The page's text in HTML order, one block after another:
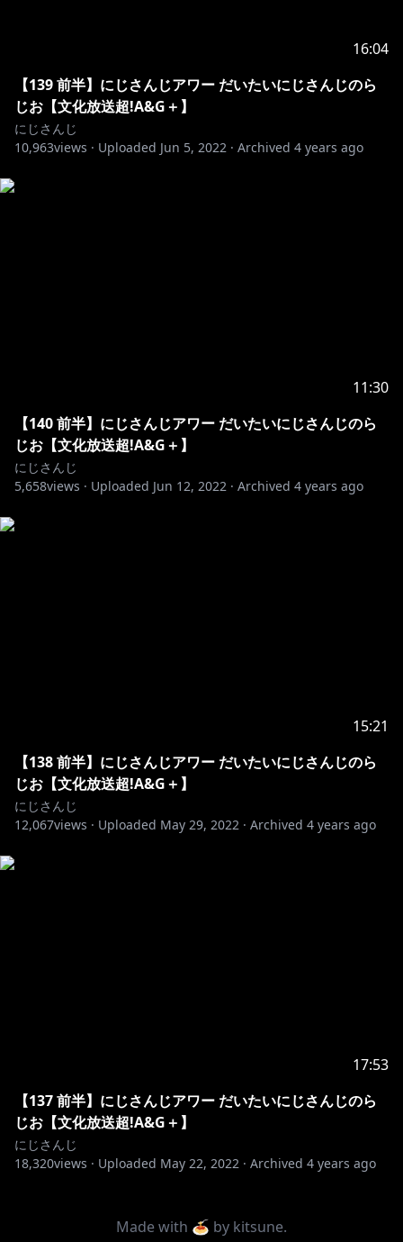
16:04
【139 前半】にじさんじアワー だいたいにじさんじのら
じお【文化放送超!A&G＋】
にじさんじ
10,963views · Uploaded Jun 5, 2022 · Archived 4 years ago
11:30
【140 前半】にじさんじアワー だいたいにじさんじのら
じお【文化放送超!A&G＋】
にじさんじ
5,658views · Uploaded Jun 12, 2022 · Archived 4 years ago
15:21
【138 前半】にじさんじアワー だいたいにじさんじのら
じお【文化放送超!A&G＋】
にじさんじ
12,067views · Uploaded May 29, 2022 · Archived 4 years ago
17:53
【137 前半】にじさんじアワー だいたいにじさんじのら
じお【文化放送超!A&G＋】
にじさんじ
18,320views · Uploaded May 22, 2022 · Archived 4 years ago
Made with 🍝 by kitsune.